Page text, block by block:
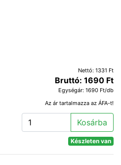
Nettó: 1331 Ft
Bruttó: 1690 Ft
Egységár: 1690 Ft/db
Az ár tartalmazza az ÁFA-t!
Kosárba
Készleten van